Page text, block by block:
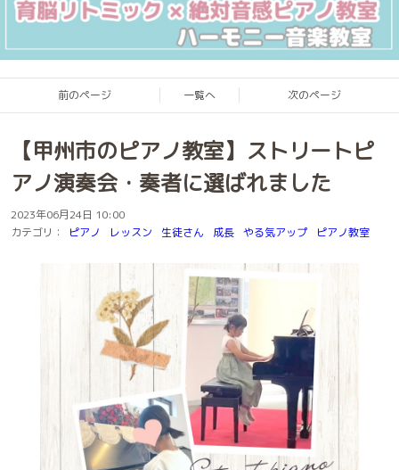
前のページ 一覧へ 次のページ
【甲州市のピアノ教室】ストリートピ
アノ演奏会・奏者に選ばれました
2023年06月24日 10:00
カテゴリ：
ピアノ レッスン 生徒さん 成長 やる気アップ ピアノ教室